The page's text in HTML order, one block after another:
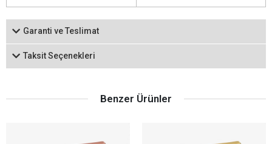
Garanti ve Teslimat
Taksit Seçenekleri
Benzer Ürünler